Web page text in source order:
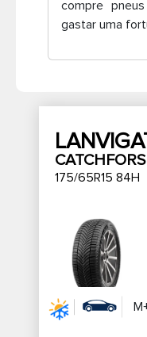
compre
gastar uma
175/65R15 84H